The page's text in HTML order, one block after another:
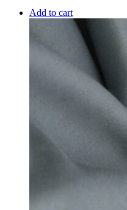
Add to cart